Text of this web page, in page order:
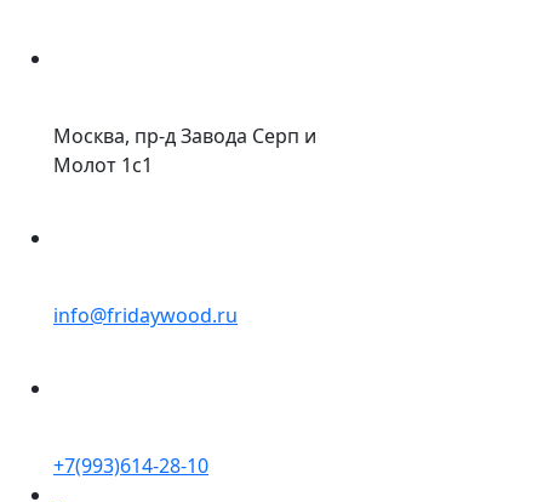
Москва, пр-д Завода Серп и
Молот 1с1
info@fridaywood.ru
+7(993)614-28-10